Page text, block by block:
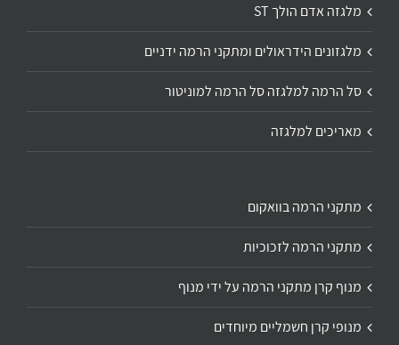
מלגזה אדם הולך ST
מלגזונים הידראולים ומתקני הרמה ידניים
סל הרמה למלגזה סל הרמה למוניטור
מאריכים למלגזה
מתקני הרמה בוואקום
מתקני הרמה לזכוכיות
מנוף קרן מתקני הרמה על ידי מנוף
מנופי קרן חשמליים מיוחדים